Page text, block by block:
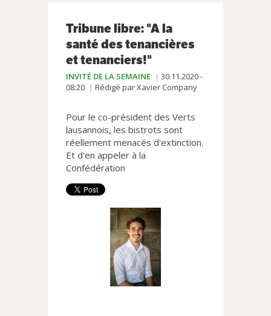
Tribune libre: "A la
santé des tenancières
et tenanciers!"
INVITÉ DE LA SEMAINE
30.11.2020 -
08:20
Rédigé par Xavier Company
Pour le co-président des Verts
lausannois, les bistrots sont
réellement menacés d'extinction.
Et d'en appeler à la
Confédération